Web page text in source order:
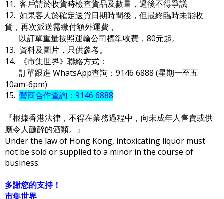
11. 客戶請於收貨時檢查貨品及數量，過後不得爭議
12. 如果客人於確定送貨日期時間後，但最終臨時未能收
貨，再次派送需繳付額外運費，
以訂單重量按照運輸公司標準收費，80元起。
13. 資料及圖片，只供參考。
14. 《市集世界》聯絡方式：
訂單跟進 WhatsApp查詢：9146 6888 (星期一至五
10am-6pm)
15. 營商合作查詢：9146 6888
『根據香港法律，不得在業務過程中，向未成年人售賣或供
應令人醺醉的酒類。』
Under the law of Hong Kong, intoxicating liquor must
not be sold or supplied to a minor in the course of
business.
多謝您的支持！
市集世界